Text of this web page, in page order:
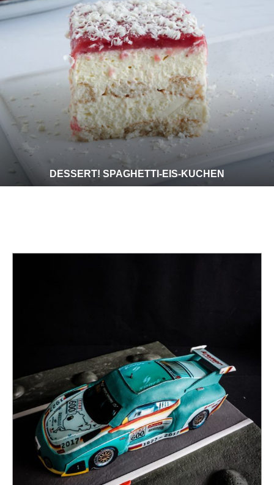
DESSERT! SPAGHETTI-EIS-KUCHEN